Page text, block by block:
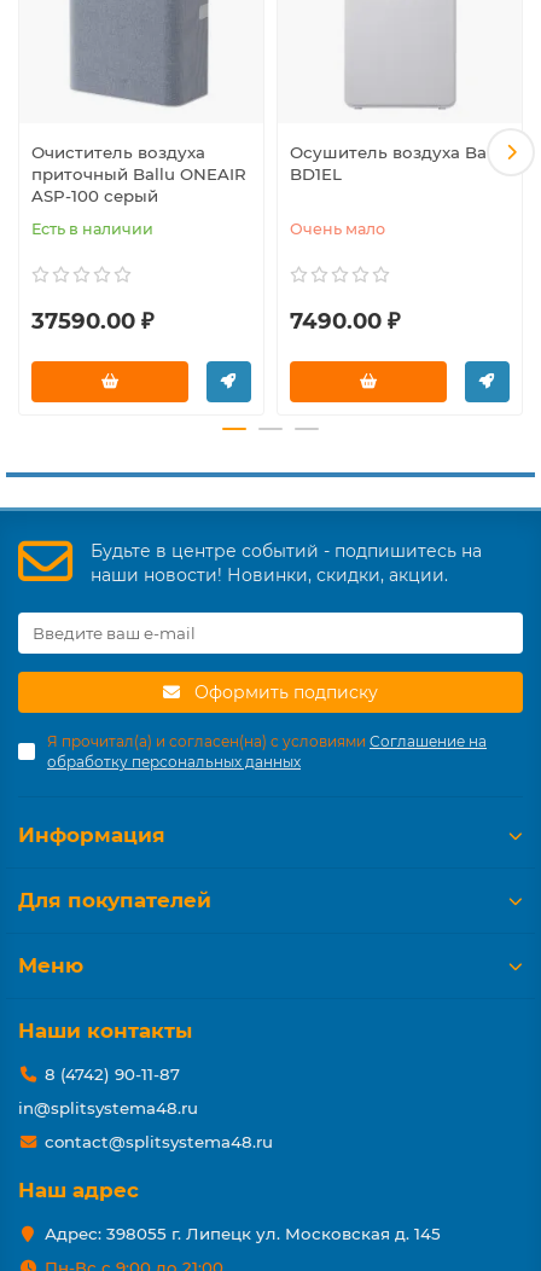
Очиститель воздуха
приточный Ballu ONEAIR
ASP-100 серый
Есть в наличии
37590.00 ₽
Осушитель воздуха Ballu
BD1EL
Очень мало
7490.00 ₽
Будьте в центре событий - подпишитесь на
наши новости! Новинки, скидки, акции.
Оформить подписку
Я прочитал(а) и согласен(на) с условиями Соглашение на
обработку персональных данных
Информация
Для покупателей
Меню
Наши контакты
8 (4742) 90-11-87
in@splitsystema48.ru
contact@splitsystema48.ru
Наш адрес
Адрес: 398055 г. Липецк ул. Московская д. 145